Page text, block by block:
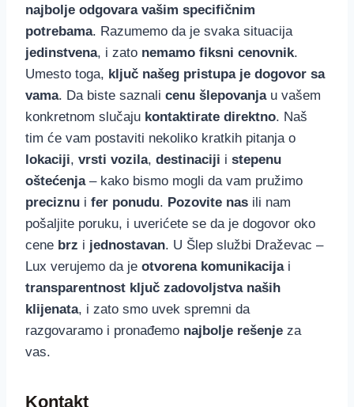
najbolje odgovara vašim specifičnim
potrebama. Razumemo da je svaka situacija
jedinstvena, i zato nemamo fiksni cenovnik.
Umesto toga, ključ našeg pristupa je dogovor sa
vama. Da biste saznali cenu šlepovanjau vašem
konkretnom slučaju kontaktirate direktno. Naš
tim će vam postaviti nekoliko kratkih pitanja o
lokaciji, vrsti vozila, destinaciji i stepenu
oštećenja– kako bismo mogli da vam pružimo
preciznu i fer ponudu. Pozovite nas ili nam
pošaljite poruku, i uverićete se da je dogovor oko
cene brz i jednostavan. U Šlep službi Draževac –
Lux verujemo da je otvorena komunikacijai
transparentnost ključ zadovoljstva naših
klijenata, i zato smo uvek spremni da
razgovaramo i pronađemo najbolje rešenje za
vas.
Kontakt